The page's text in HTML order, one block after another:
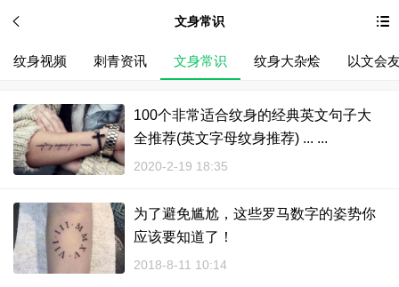
文身常识
纹身视频 刺青资讯 文身常识 纹身大杂烩 以文会
100个非常适合纹身的经典英文句子大
全推荐(英文字母纹身推荐) ... ...
2020-2-19 18:35
为了避免尴尬，这些罗马数字的姿势你
应该要知道了！
2018-8-11 10:14